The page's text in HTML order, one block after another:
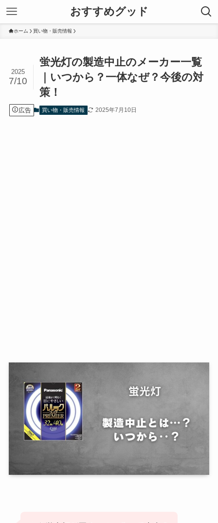
おすすめグッド
ホーム 買い物・販売情報
蛍光灯の製造中止のメーカー一覧
｜いつから？一体なぜ？今後の対
策！
2025
7/10
広告 買い物・販売情報 2025年7月10日